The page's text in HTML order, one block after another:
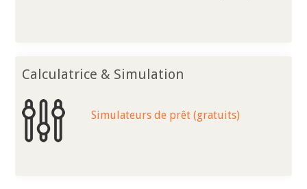
Calculatrice & Simulation
Simulateurs de prêt (gratuits)